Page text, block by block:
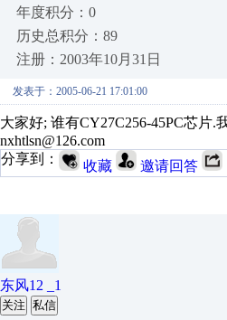
年度积分：0
历史总积分：89
注册：2003年10月31日
发表于：2005-06-21 17:01:00
大家好; 谁有CY27C256-45PC芯片
nxhtlsn@126.com
分享到：
收藏 邀请回答
东风12 _1
关注 私信